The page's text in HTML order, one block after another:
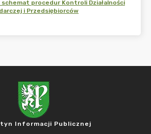
schemat procedur Kontroli Działalności
i Przedsiębiorców
Informacji Publicznej